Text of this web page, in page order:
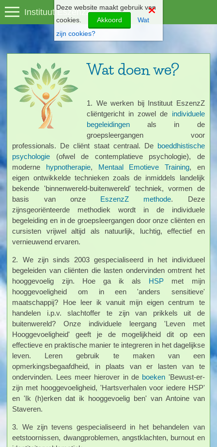
Instituut EszenzZ
Wat doen we?
1. We werken bij Instituut EszenzZ
cliëntgericht in zowel de individuele
begeleidingen als in de
groepsleergangen voor
professionals. De cliënt staat centraal. De boeddhistische
psychologie (ofwel de contemplatieve psychologie), de
moderne hypnotherapie, Mentaal Emotieve Training, en
eigen ontwikkelde technieken zoals de inmiddels landelijk
bekende 'binnenwereld-buitenwereld' techniek, vormen de
basis van onze EszenzZ methode. Deze
zijnsgeoriënteerde methodiek wordt in de individuele
begeleiding en in de groepsleergangen door onze cliënten en
cursisten vrijwel altijd als natuurlijk, luchtig, effectief en
vernieuwend ervaren.
2. We zijn sinds 2003 gespecialiseerd in het individueel
begeleiden van cliënten die lasten ondervinden omtrent het
hooggevoelig zijn. Hoe ga ik als HSP met mijn
hooggevoeligheid om in een 'anders sensitieve'
maatschappij? Hoe leer ik vanuit mijn eigen centrum te
handelen i.p.v. slachtoffer te zijn van prikkels uit de
buitenwereld? Onze individuele leergang 'Leven met
Hooggevoeligheid' geeft je de mogelijkheid dit op een
effectieve en praktische manier te integreren in het dagelijkse
leven. Leren gebruik te maken van een
opmerkingsbegaafdheid, in plaats van er lasten van te
ondervinden. Lees meer hierover in de boeken 'Bewust-er-
zijn met hooggevoeligheid, 'Hartsverhalen voor iedere HSP'
en 'Ik (h)erken dat ik hooggevoelig ben' van Antoine van
Staveren.
3. We zijn tevens gespecialiseerd in het behandelen van
eetstoornissen, dwangproblemen, angstklachten, burnout en
Deze website maakt gebruik van
cookies.
Akkoord
Wat
zijn cookies?